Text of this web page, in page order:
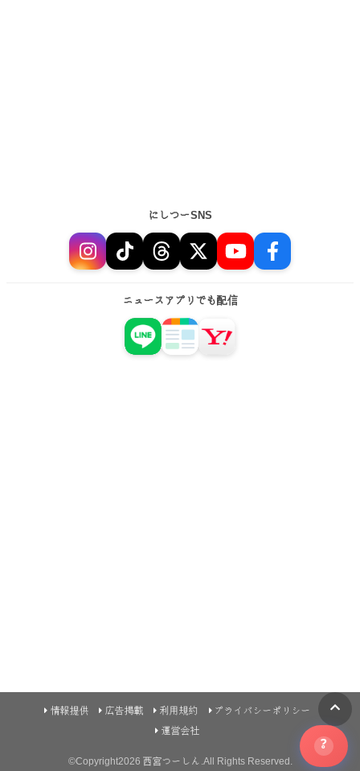
にしつーSNS
ニュースアプリでも配信
情報提供 広告掲載 利用規約
プライバシーポリシー
運営会社
©Copyright2026西宮つーしん.All Rights Reserved.
?